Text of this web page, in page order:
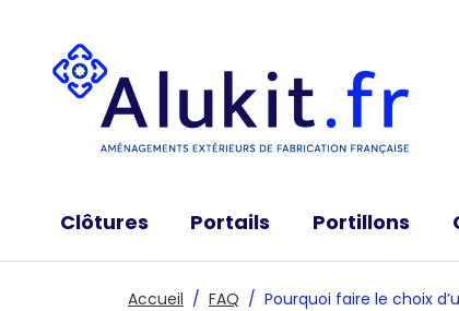
Clôtures
Modèles de clôtures
Produits de clôtures au détail
Portails
Portails battants
Portails coulissants
Portillons
Accueil FAQ Pourquoi faire le choix